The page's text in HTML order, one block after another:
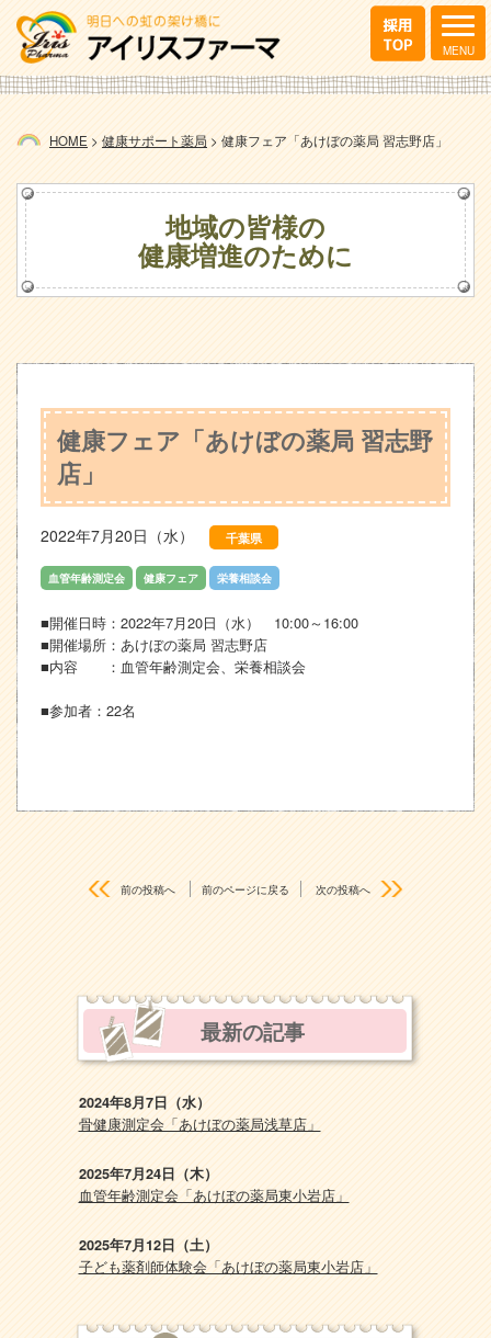
HOME > 健康サポート薬局 > 健康フェア「あけぼの薬局 習志野店」
地域の皆様の
健康増進のために
健康フェア「あけぼの薬局 習志野
店」
2022年7月20日（水） 千葉県
血管年齢測定会 健康フェア 栄養相談会
■開催日時：2022年7月20日（水） 10:00～16:00
■開催場所：あけぼの薬局 習志野店
■内容 ：血管年齢測定会、栄養相談会
■参加者：22名
前の投稿へ 前のページに戻る 次の投稿へ
最新の記事
2024年8月7日（水）
骨健康測定会「あけぼの薬局浅草店」
2025年7月24日（木）
血管年齢測定会「あけぼの薬局東小岩店」
2025年7月12日（土）
子ども薬剤師体験会「あけぼの薬局東小岩店」